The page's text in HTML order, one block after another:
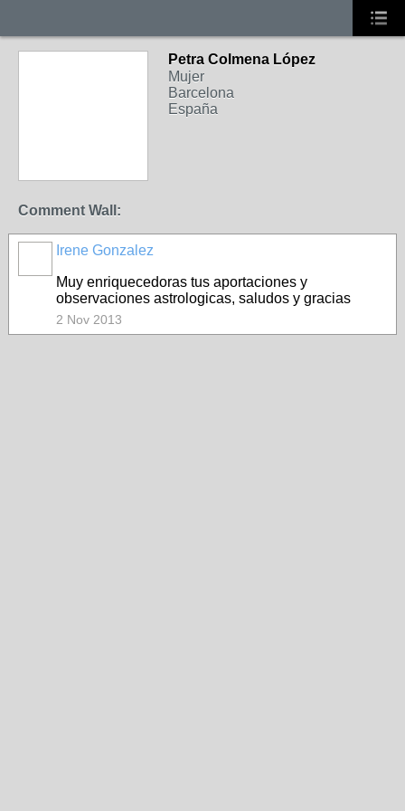
Petra Colmena López
Mujer
Barcelona
España
Comment Wall:
Irene Gonzalez
Muy enriquecedoras tus aportaciones y
observaciones astrologicas, saludos y gracias
2 Nov 2013